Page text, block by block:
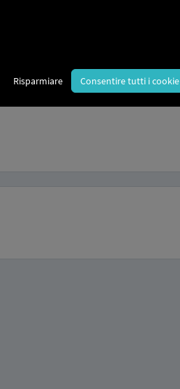
Risparmiare Consentire tutti i cookie